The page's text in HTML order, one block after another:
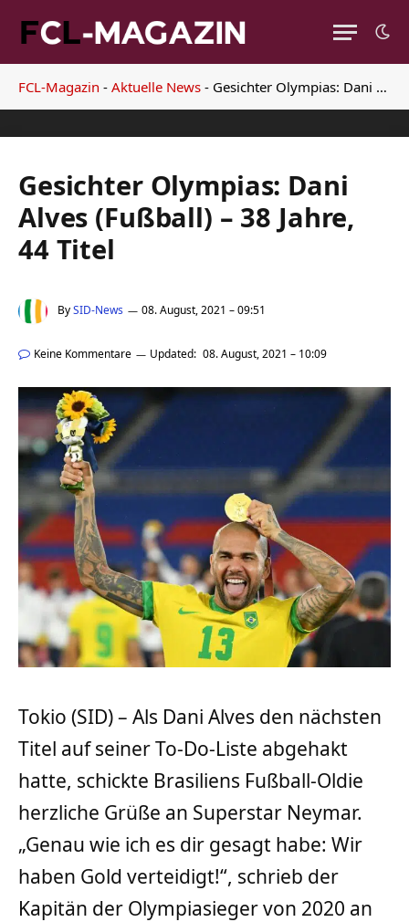
FCL-Magazin - Aktuelle News - Gesichter Olympias: Dani Alves (Fußball) – 38 Jahre, 44 Titel
Gesichter Olympias: Dani
Alves (Fußball) – 38 Jahre,
44 Titel
BySID-News 08. August, 2021 – 09:51
Keine Kommentare Updated: 08. August, 2021 – 10:09
Tokio (SID) – Als Dani Alves den nächsten
Titel auf seiner To-Do-Liste abgehakt
hatte, schickte Brasiliens Fußball-Oldie
herzliche Grüße an Superstar Neymar.
„Genau wie ich es dir gesagt habe: Wir
haben Gold verteidigt!“, schrieb der
Kapitän der Olympiasieger von 2020 an